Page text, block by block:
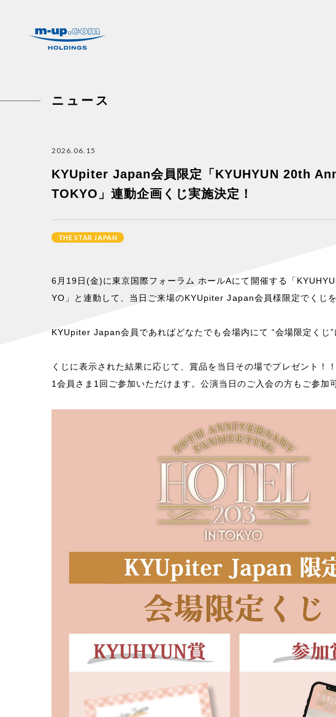
ニュース
2026.06.15
KYUpiter Japan会員限定「KYUHYUN 20th
TOKYO」連動企画くじ実施決定！
THE STAR JAPAN
6月19日(金)に東京国際フォーラム ホールAにて開催する「
YO」と連動して、当日ご来場のKYUpiter Japan会員様限定でくじを
KYUpiter Japan会員であればどなたでも会場内にて “会場限定くじ”
くじに表示された結果に応じて、賞品を当日その場でプレゼント！！
1会員さま1回ご参加いただけます。公演当日のご入会の方もご参加